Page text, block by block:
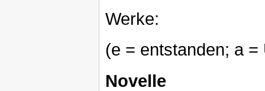
Werke:
(e = entstanden; a =
Novelle